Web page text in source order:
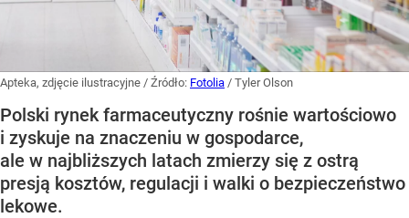
Apteka, zdjęcie ilustracyjne / Źródło: Fotolia / Tyler Olson
Polski rynek farmaceutyczny rośnie wartościowo
i zyskuje na znaczeniu w gospodarce,
ale w najbliższych latach zmierzy się z ostrą
presją kosztów, regulacji i walki o bezpieczeństwo
lekowe.